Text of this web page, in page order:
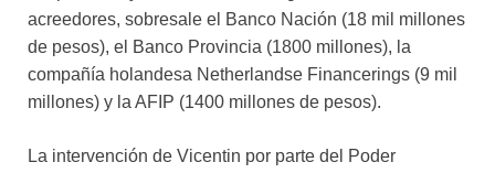
acreedores, sobresale el Banco Nación (18 mil millones
de pesos), el Banco Provincia (1800 millones), la
compañía holandesa Netherlandse Financerings (9 mil
millones) y la AFIP (1400 millones de pesos).
La intervención de Vicentin por parte del Poder